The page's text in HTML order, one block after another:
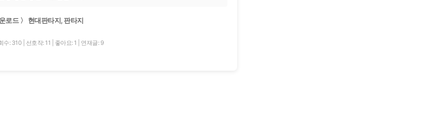
로드 〉 현대판타지, 판타지
수: 310 선호작: 11 좋아요: 1 연재글: 9